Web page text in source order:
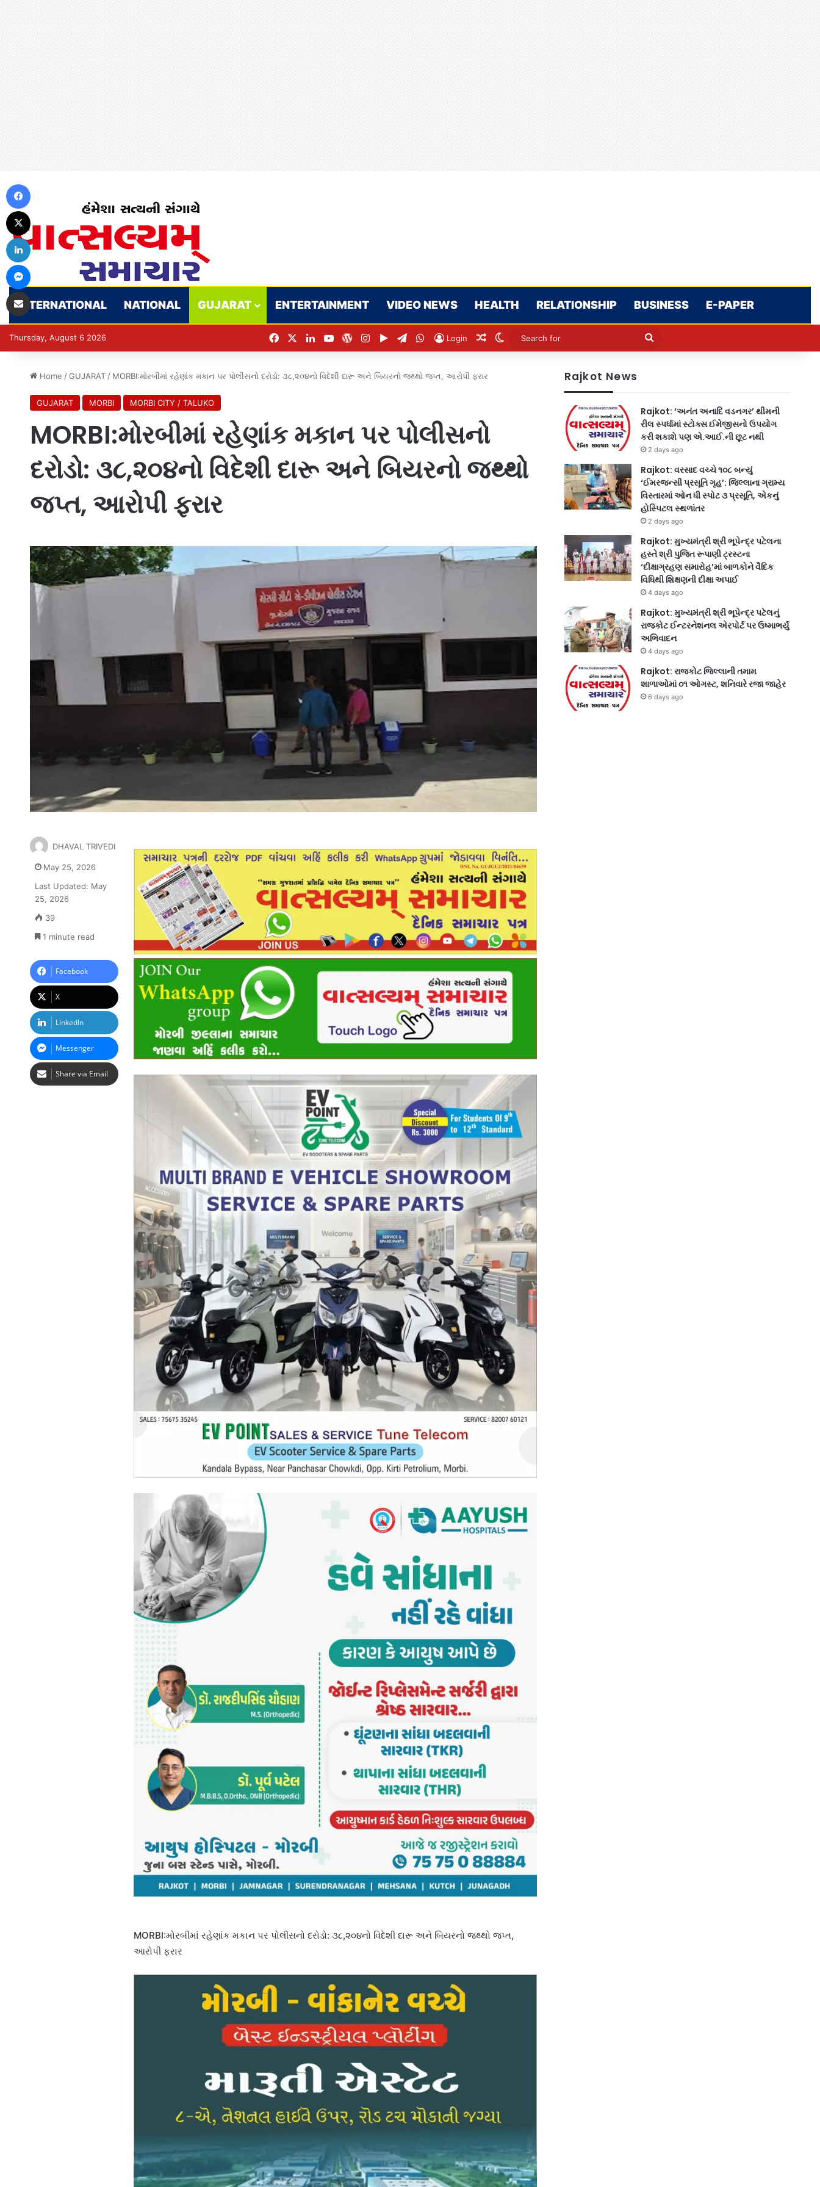
INTERNATIONAL NATIONAL GUJARAT ENTERTAINMENT VIDEO NEWS HEALTH RELATIONSHIP BUSINESS E-PAPER
Thursday, August 6 2026 FacebookLinkedInYouTubeWordPress
Instagram
Google Play
TelegramWhatsApp
Login Random Article
Switch skin
Search
Home / GUJARAT / MORBI:મોરબીમાં રહેણાંક મકાન પર પોલીસનો દરોડો: ૩૮,૨૦૪નો વિદેશી દારૂ અને બિયરનો જથ્થો જપ્ત, આરોપી ફરાર
GUJARAT MORBI MORBI CITY / TALUKO
MORBI:મોરબીમાં રહેણાંક મકાન પર પોલીસનો
દરોડો: ૩૮,૨૦૪નો વિદેશી દારૂ અને બિયરનો જથ્થો
જપ્ત, આરોપી ફરાર
MORBI:મોરબીમાં રહેણાંક મકાન પર પોલીસનો દરોડો: ૩૮,૨૦૪નો વિદેશી દારૂ અને બિયરનો જથ્થો જપ્ત,
આરોપી ફરાર
DHAVAL TRIVEDI
May 25, 2026
Last Updated: May
25, 2026
39
1 minute read
Facebook
X
LinkedIn
Messenger
Share via Email
Rajkot News
Rajkot: ‘અનંત અનાદિ વડનગર’ થીમની
રીલ સ્પર્ધામાં સ્ટોક્સ ઈમેજીસનો ઉપયોગ
કરી શકાશે પણ એ.આઈ.ની છૂટ નથી
2 days ago
Rajkot: વરસાદ વચ્ચે ૧૦૮ બન્યું
‘ઈમરજન્સી પ્રસૂતિ ગૃહ’: જિલ્લાના ગ્રામ્ય
વિસ્તારમાં ઓન ધી સ્પોટ ૩ પ્રસૂતિ, એકનું
હોસ્પિટલ સ્થળાંતર
2 days ago
Rajkot: મુખ્યમંત્રી શ્રી ભૂપેન્દ્ર પટેલના
હસ્તે શ્રી પુજિત રૂપાણી ટ્રસ્ટના
‘દીક્ષાગ્રહણ સમારોહ’માં બાળકોને વૈદિક
વિધિથી શિક્ષણની દીક્ષા અપાઈ
4 days ago
Rajkot: મુખ્યમંત્રી શ્રી ભૂપેન્દ્ર પટેલનું
રાજકોટ ઈન્ટરનેશનલ એરપોર્ટ પર ઉષ્માભર્યું
અભિવાદન
4 days ago
Rajkot: રાજકોટ જિલ્લાની તમામ
શાળાઓમાં ૦૧ ઓગસ્ટ, શનિવારે રજા જાહેર
6 days ago
LinkedIn